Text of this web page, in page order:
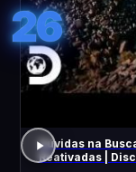
26
Dúvidas na
Reativadas |